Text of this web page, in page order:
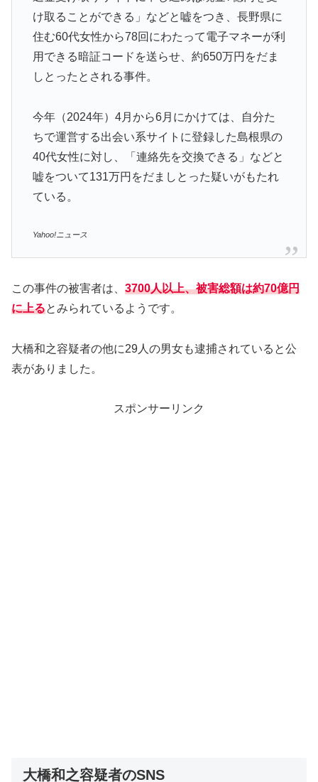
け取ることができる」などと嘘をつき、長野県に
住む60代女性から78回にわたって電子マネーが利
用できる暗証コードを送らせ、約650万円をだま
しとったとされる事件。
今年（2024年）4月から6月にかけては、自分た
ちで運営する出会い系サイトに登録した島根県の
40代女性に対し、「連絡先を交換できる」などと
嘘をついて131万円をだましとった疑いがもたれ
ている。
Yahoo!ニュース
この事件の被害者は、 3700人以上、被害総額は約70億円
に上るとみられているようです。
大橋和之容疑者の他に29人の男女も逮捕されていると公
表がありました。
スポンサーリンク
大橋和之容疑者のSNS